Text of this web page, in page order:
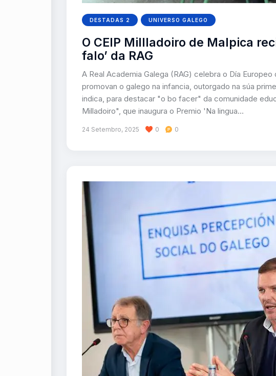
DESTADAS 2 UNIVERSO GALEGO
O CEIP Millladoiro de Malpica
falo’ da RAG
A Real Academia Galega (RAG) celebra o Día
promovan o galego na infancia, outorgado na súa
indica, para destacar "o bo facer" da comunidade
Milladoiro", que inaugura o Premio 'Na lingua…
24 Setembro, 2025 0 0